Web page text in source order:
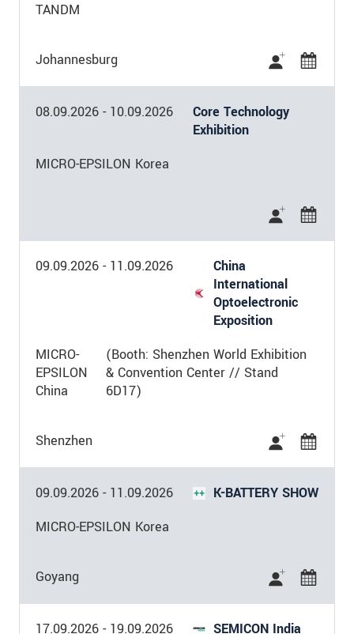
Johannesburg
TANDM
08.09.2026 - 10.09.2026
Core Technology
Exhibition
MICRO-EPSILON Korea
09.09.2026 - 11.09.2026
China
International
Optoelectronic
Exposition
Shenzhen
MICRO-
EPSILON
China
(Booth: Shenzhen World Exhibition
& Convention Center // Stand
6D17)
09.09.2026 - 11.09.2026 K-BATTERY SHOW
Goyang
MICRO-EPSILON Korea
17.09.2026 - 19.09.2026 SEMICON India